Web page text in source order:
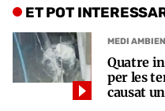
ET POT
MEDI
Quatre
per les
causat